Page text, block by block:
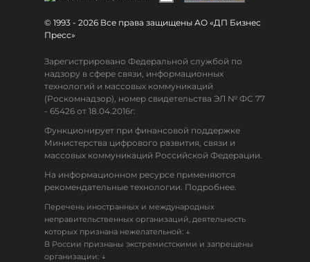
© 1993 - 2026 Все права защищены АО «ДП Бизнес
Пресс»
Зарегистрировано Федеральной службой по
надзору в сфере связи, информационных
технологий и массовых коммуникаций
(Роскомнадзор), номер свидетельства ЭЛ № ФС 77
- 65426 от 18.04.2016г.
Функционирует при финансовой поддержке
Министерства цифрового развития, связи и
массовых коммуникаций Российской Федерации.
На информационном ресурсе применяются
рекомендательные технологии. Подробнее.
Перечень иностранных и международных
неправительственных организаций, деятельность
которых признана нежелательной: ↓
В России признаны экстремистскими и запрещены
организации: ↓